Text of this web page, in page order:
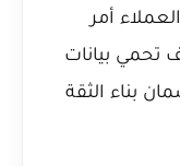
أمر
تحمي بيانات
بناء الثقة